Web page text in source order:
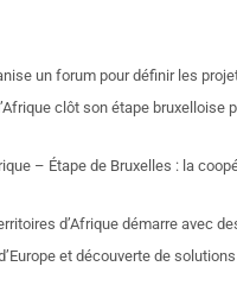
un forum pour définir les
clôt son étape
– Étape de Bruxelles : la
d’Afrique démarre avec
et découverte de